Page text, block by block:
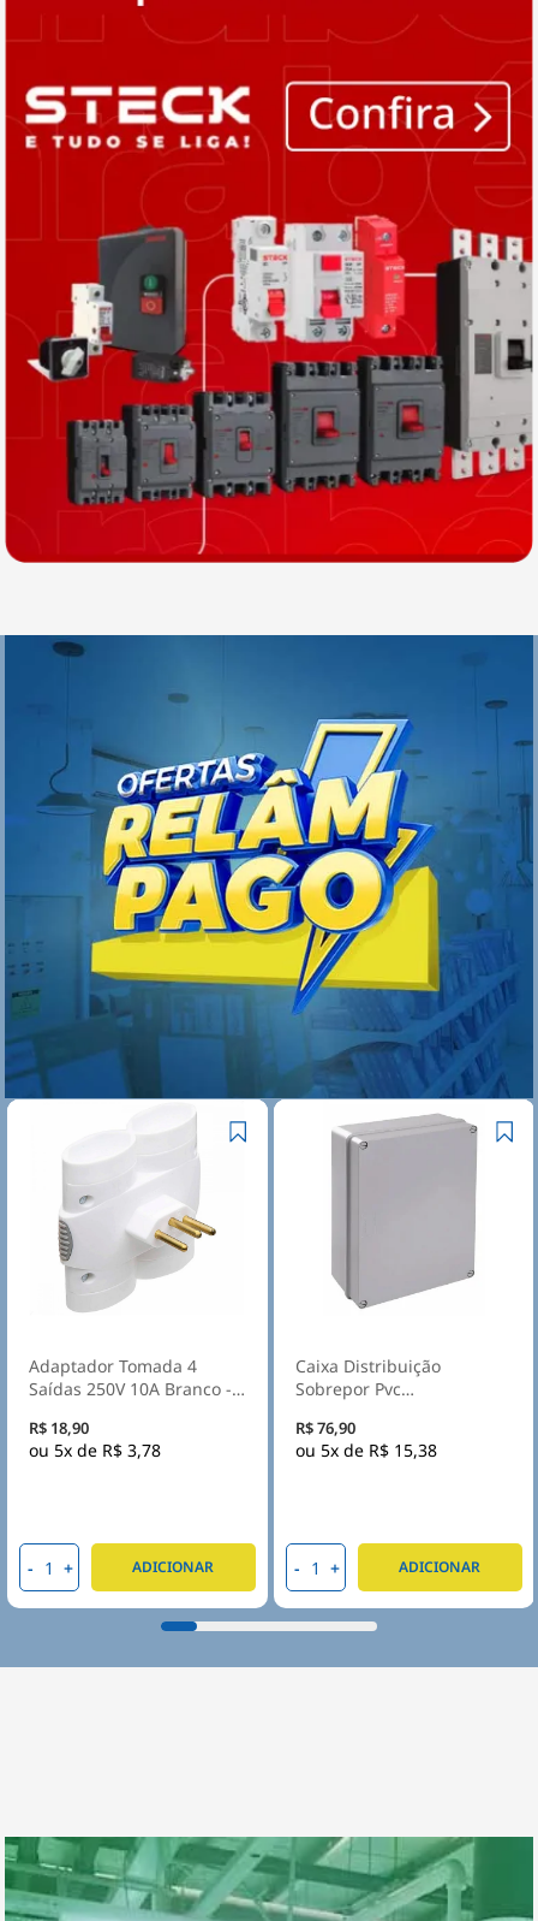
Adaptador Tomada 4
Saídas 250V 10A Branco -
R$ 18,90
5x de R$ 3,78
- + ADICIONAR
Caixa Distribuição
Sobrepor Pvc
Embutes Ip55 Tampa
Opaca - Steck
R$ 76,90
5x de R$ 15,38
- + ADICIONAR